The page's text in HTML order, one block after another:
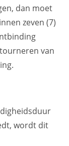
dan moet
zeven (7)
van
wordt dit